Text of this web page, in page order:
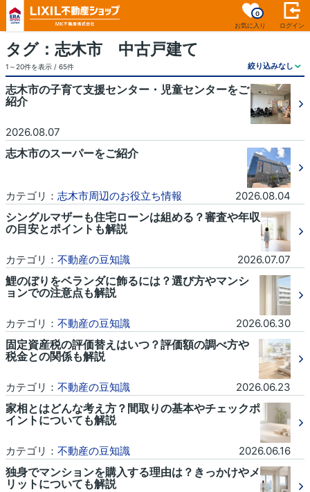
お気に入り
0
ログイン
タグ：志木市 中古戸建て
1～20件を表示 / 65件
志木市の子育て支援センター・児童センターをご
紹介
2026.08.07
志木市のスーパーをご紹介
カテゴリ： 志木市周辺のお役立ち情報 2026.08.04
シングルマザーも住宅ローンは組める？審査や年収
の目安とポイントも解説
カテゴリ： 不動産の豆知識 2026.07.07
鯉のぼりをベランダに飾るには？選び方やマンシ
ョンでの注意点も解説
カテゴリ： 不動産の豆知識 2026.06.30
固定資産税の評価替えはいつ？評価額の調べ方や
税金との関係も解説
カテゴリ： 不動産の豆知識 2026.06.23
家相とはどんな考え方？間取りの基本やチェックポ
イントについても解説
カテゴリ： 不動産の豆知識 2026.06.16
独身でマンションを購入する理由は？きっかけやメ
リットについても解説